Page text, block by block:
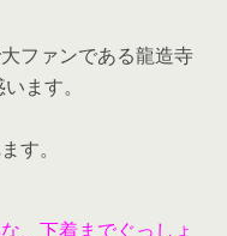
ファンである龍造寺
ます。
す。
、下着までぐっしょ